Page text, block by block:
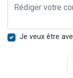
Je veux être